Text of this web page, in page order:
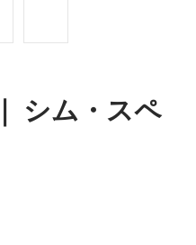
シム・スペ